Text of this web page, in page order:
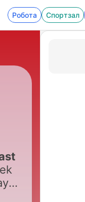
Робота Спортзал